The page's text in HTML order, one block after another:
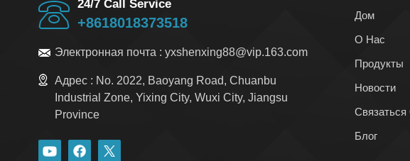
24/7 Call Service
+8618018373518
Электронная почта :yxshenxing88@vip.163.com
Адрес : No. 2022, Baoyang Road, Chuanbu
Industrial Zone, Yixing City, Wuxi City, Jiangsu
Province
Дом
О Нас
Продукты
Новости
Блог